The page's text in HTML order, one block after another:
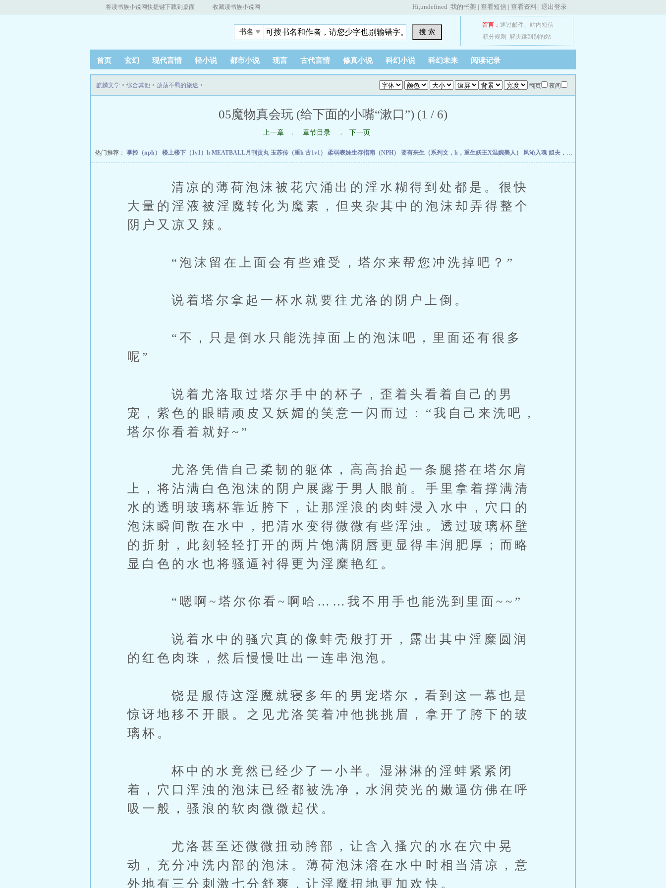
将读书族小说网快捷键下载到桌面 收藏读书族小说网 Hi,undefined 我的书架 | 查看短信 | 查看资料 | 退出登录
书名 搜 索
留言： 通过邮件、 站内短信
积分规则
解决跳到别的站
首页 玄幻 现代言情 轻小说 都市小说 现言 古代言情 修真小说 科幻小说 科幻未来 阅读记录
翻页 夜间
麒麟文学 > 综合其他 > 放荡不羁的旅途 >
05魔物真会玩 (给下面的小嘴“漱口”) (1 / 6)
上一章 ← 章节目录 → 下一页
热门推荐： 掌控（nph） 楼上楼下（1v1）h MEATBALL月刊贡丸 玉苏传（重h 古1v1） 柔弱表妹生存指南（NPH） 要有来生（系列文，h，重生妖王X温婉美人） 凤沁入魂 姐夫，太粗了【高H】
清凉的薄荷泡沫被花穴涌出的淫水糊得到处都是。很快
大量的淫液被淫魔转化为魔素，但夹杂其中的泡沫却弄得整个
阴户又凉又辣。
“泡沫留在上面会有些难受，塔尔来帮您冲洗掉吧？”
说着塔尔拿起一杯水就要往尤洛的阴户上倒。
“不，只是倒水只能洗掉面上的泡沫吧，里面还有很多
呢”
说着尤洛取过塔尔手中的杯子，歪着头看着自己的男
宠，紫色的眼睛顽皮又妖媚的笑意一闪而过：“我自己来洗吧，
塔尔你看着就好~”
尤洛凭借自己柔韧的躯体，高高抬起一条腿搭在塔尔肩
上，将沾满白色泡沫的阴户展露于男人眼前。手里拿着撑满清
水的透明玻璃杯靠近胯下，让那淫浪的肉蚌浸入水中，穴口的
泡沫瞬间散在水中，把清水变得微微有些浑浊。透过玻璃杯壁
的折射，此刻轻轻打开的两片饱满阴唇更显得丰润肥厚；而略
显白色的水也将骚逼衬得更为淫糜艳红。
“嗯啊~塔尔你看~啊哈……我不用手也能洗到里面~~”
说着水中的骚穴真的像蚌壳般打开，露出其中淫糜圆润
的红色肉珠，然后慢慢吐出一连串泡泡。
饶是服侍这淫魔就寝多年的男宠塔尔，看到这一幕也是
惊讶地移不开眼。之见尤洛笑着冲他挑挑眉，拿开了胯下的玻
璃杯。
杯中的水竟然已经少了一小半。湿淋淋的淫蚌紧紧闭
着，穴口浑浊的泡沫已经都被洗净，水润荧光的嫩逼仿佛在呼
吸一般，骚浪的软肉微微起伏。
尤洛甚至还微微扭动胯部，让含入搔穴的水在穴中晃
动，充分冲洗内部的泡沫。薄荷泡沫溶在水中时相当清凉，意
外地有三分刺激七分舒爽，让淫魔扭地更加欢快。